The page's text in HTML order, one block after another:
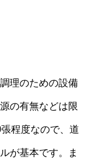
理のための設備
の有無などは限
程度なので、道
が基本です。ま